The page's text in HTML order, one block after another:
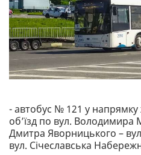
- автобус № 121 у
об’їзд по вул.
Дмитра Яворницького –
вул. Січеславська